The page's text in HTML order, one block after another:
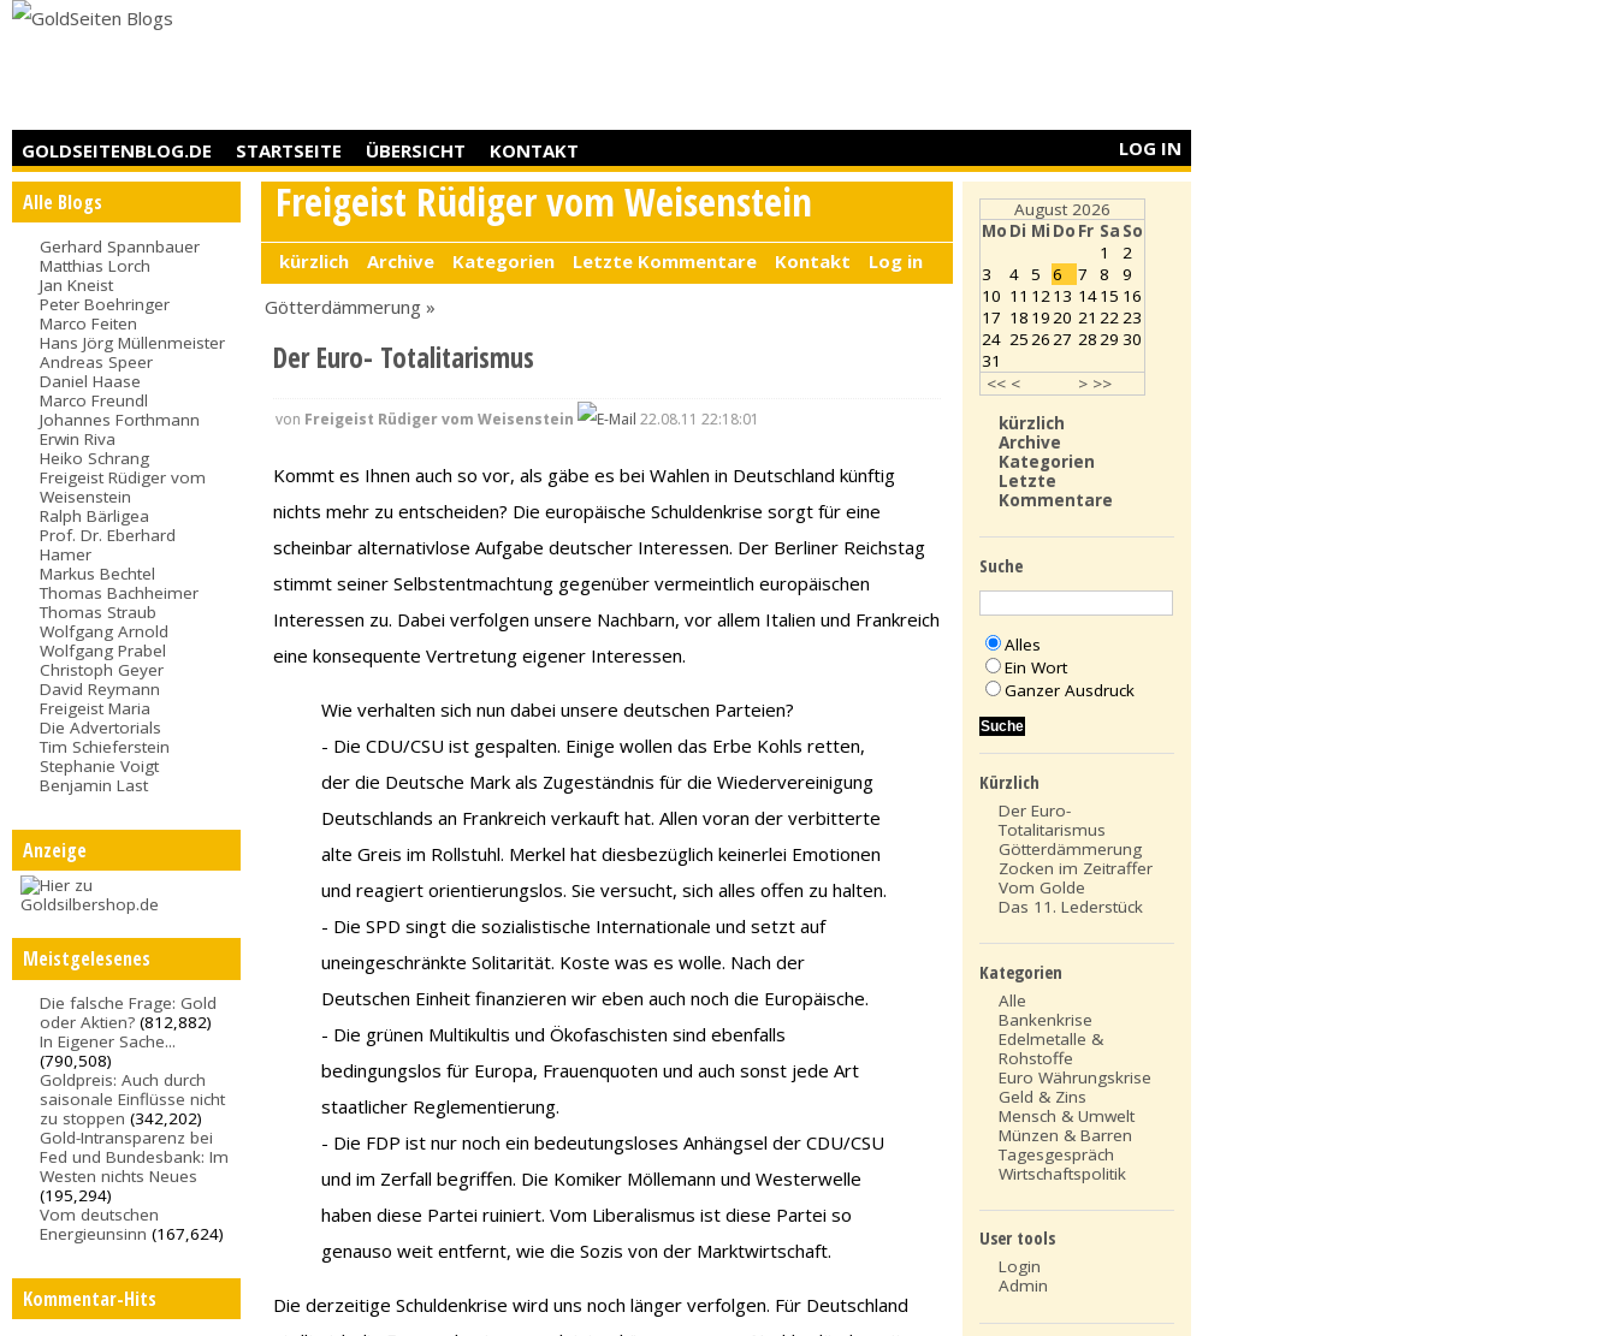
GOLDSEITENBLOG.DE STARTSEITE ÜBERSICHT KONTAKT LOG IN
Alle Blogs
Gerhard Spannbauer
Matthias Lorch
Jan Kneist
Peter Boehringer
Marco Feiten
Hans Jörg Müllenmeister
Andreas Speer
Daniel Haase
Marco Freundl
Johannes Forthmann
Erwin Riva
Heiko Schrang
Freigeist Rüdiger vom
Weisenstein
Ralph Bärligea
Prof. Dr. Eberhard
Hamer
Markus Bechtel
Thomas Bachheimer
Thomas Straub
Wolfgang Arnold
Wolfgang Prabel
Christoph Geyer
David Reymann
Freigeist Maria
Die Advertorials
Tim Schieferstein
Stephanie Voigt
Benjamin Last
Anzeige
Meistgelesenes
Die falsche Frage: Gold
oder Aktien? (812,882)
In Eigener Sache...
(790,508)
Goldpreis: Auch durch
saisonale Einflüsse nicht
zu stoppen (342,202)
Gold-Intransparenz bei
Fed und Bundesbank: Im
Westen nichts Neues
(195,294)
Vom deutschen
Energieunsinn (167,624)
Kommentar-Hits
Freigeist Rüdiger vom Weisenstein
kürzlich Archive Kategorien Letzte Kommentare Kontakt
Log in
Götterdämmerung »
Der Euro- Totalitarismus
von Freigeist Rüdiger vom Weisenstein 22.08.11 22:18:01
Kommt es Ihnen auch so vor, als gäbe es bei Wahlen in Deutschland künftig
nichts mehr zu entscheiden? Die europäische Schuldenkrise sorgt für eine
scheinbar alternativlose Aufgabe deutscher Interessen. Der Berliner Reichstag
stimmt seiner Selbstentmachtung gegenüber vermeintlich europäischen
Interessen zu. Dabei verfolgen unsere Nachbarn, vor allem Italien und Frankreich
eine konsequente Vertretung eigener Interessen.
Wie verhalten sich nun dabei unsere deutschen Parteien?
- Die CDU/CSU ist gespalten. Einige wollen das Erbe Kohls retten,
der die Deutsche Mark als Zugeständnis für die Wiedervereinigung
Deutschlands an Frankreich verkauft hat. Allen voran der verbitterte
alte Greis im Rollstuhl. Merkel hat diesbezüglich keinerlei Emotionen
und reagiert orientierungslos. Sie versucht, sich alles offen zu halten.
- Die SPD singt die sozialistische Internationale und setzt auf
uneingeschränkte Solitarität. Koste was es wolle. Nach der
Deutschen Einheit finanzieren wir eben auch noch die Europäische.
- Die grünen Multikultis und Ökofaschisten sind ebenfalls
bedingungslos für Europa, Frauenquoten und auch sonst jede Art
staatlicher Reglementierung.
- Die FDP ist nur noch ein bedeutungsloses Anhängsel der CDU/CSU
und im Zerfall begriffen. Die Komiker Möllemann und Westerwelle
haben diese Partei ruiniert. Vom Liberalismus ist diese Partei so
genauso weit entfernt, wie die Sozis von der Marktwirtschaft.
Die derzeitige Schuldenkrise wird uns noch länger verfolgen. Für Deutschland
August 2026
Mo Di Mi Do Fr Sa So
<< < > >>
1
2
3
4 5 6 7 8
9
10 11 1213 1415 16
17 18 1920 21 2223
24 252627 2829 30
31
kürzlich
Archive
Kategorien
Letzte
Kommentare
Suche
Alles
Ein Wort
Ganzer Ausdruck
Kürzlich
Der Euro-
Totalitarismus
Götterdämmerung
Zocken im Zeitraffer
Vom Golde
Das 11. Lederstück
Kategorien
Alle
Bankenkrise
Edelmetalle &
Rohstoffe
Euro Währungskrise
Geld & Zins
Mensch & Umwelt
Münzen & Barren
Tagesgespräch
Wirtschaftspolitik
User tools
Login
Admin